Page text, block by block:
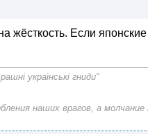
жёсткость. Если
українські гниди"
наших врагов, а молчание